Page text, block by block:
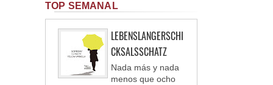
TOP SEMANAL
LEBENSLANGERSCHI
CKSALSSCHATZ
Nada más y nada
menos que ocho